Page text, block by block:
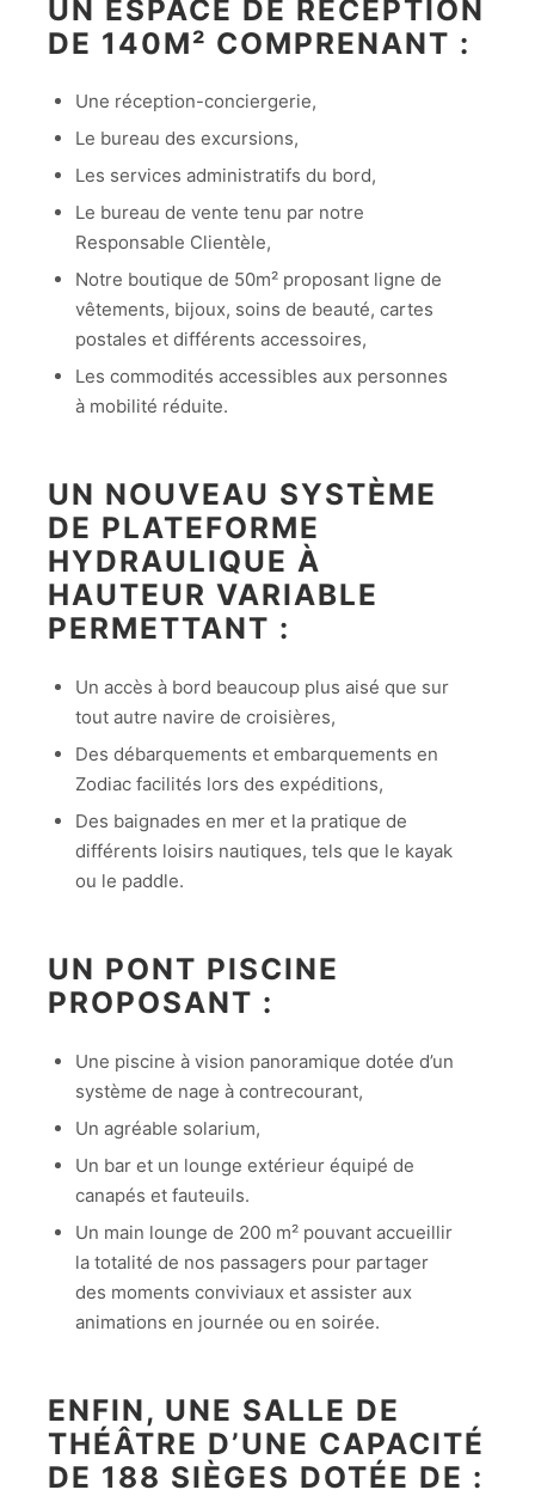
UN ESPACE DE RÉCEPTION
DE 140M² COMPRENANT :
Une réception-conciergerie,
Le bureau des excursions,
Les services administratifs du bord,
Le bureau de vente tenu par notre
Responsable Clientèle,
Notre boutique de 50m² proposant ligne de
vêtements, bijoux, soins de beauté, cartes
postales et différents accessoires,
Les commodités accessibles aux personnes
à mobilité réduite.
UN NOUVEAU SYSTÈME
DE PLATEFORME
HYDRAULIQUE À
HAUTEUR VARIABLE
PERMETTANT :
Un accès à bord beaucoup plus aisé que sur
tout autre navire de croisières,
Des débarquements et embarquements en
Zodiac facilités lors des expéditions,
Des baignades en mer et la pratique de
différents loisirs nautiques, tels que le kayak
ou le paddle.
UN PONT PISCINE
PROPOSANT :
Une piscine à vision panoramique dotée d’un
système de nage à contrecourant,
Un agréable solarium,
Un bar et un lounge extérieur équipé de
canapés et fauteuils.
Un main lounge de 200 m² pouvant accueillir
la totalité de nos passagers pour partager
des moments conviviaux et assister aux
animations en journée ou en soirée.
ENFIN, UNE SALLE DE
THÉÂTRE D’UNE CAPACITÉ
DE 188 SIÈGES DOTÉE DE :